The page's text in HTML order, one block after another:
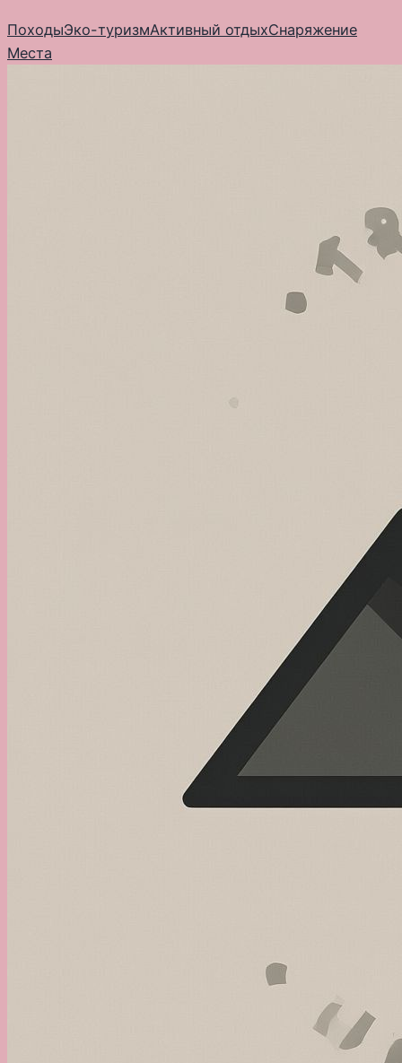
к
содержимому
ПоходыЭко-туризмАктивный отдыхСнаряжение
Места